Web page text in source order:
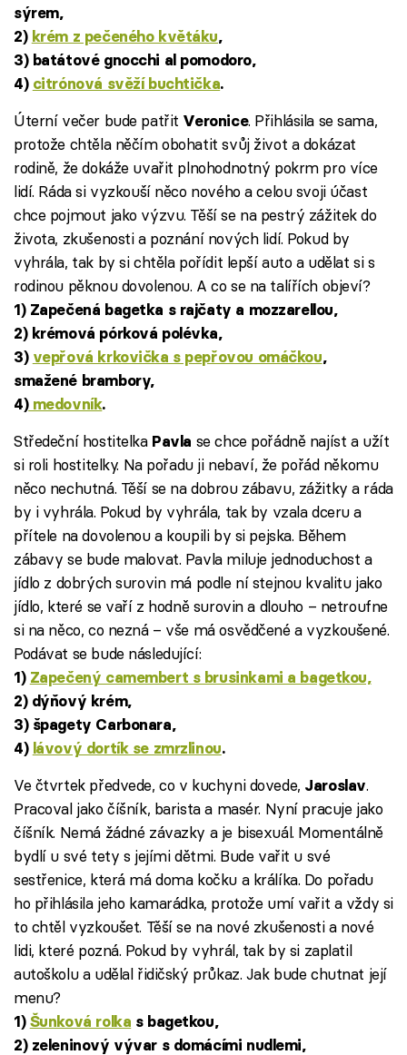
sýrem,
2) krém z pečeného květáku,
3) batátové gnocchi al pomodoro,
4) citrónová svěží buchtička.
Úterní večer bude patřit Veronice. Přihlásila se sama,
protože chtěla něčím obohatit svůj život a dokázat
rodině, že dokáže uvařit plnohodnotný pokrm pro více
lidí. Ráda si vyzkouší něco nového a celou svoji účast
chce pojmout jako výzvu. Těší se na pestrý zážitek do
života, zkušenosti a poznání nových lidí. Pokud by
vyhrála, tak by si chtěla pořídit lepší auto a udělat si s
rodinou pěknou dovolenou. A co se na talířích objeví?
1) Zapečená bagetka s rajčaty a mozzarellou,
2) krémová pórková polévka,
3) vepřová krkovička s pepřovou omáčkou,
smažené brambory,
4)medovník.
Středeční hostitelka Pavla se chce pořádně najíst a užít
si roli hostitelky. Na pořadu ji nebaví, že pořád někomu
něco nechutná. Těší se na dobrou zábavu, zážitky a ráda
by i vyhrála. Pokud by vyhrála, tak by vzala dceru a
přítele na dovolenou a koupili by si pejska. Během
zábavy se bude malovat. Pavla miluje jednoduchost a
jídlo z dobrých surovin má podle ní stejnou kvalitu jako
jídlo, které se vaří z hodně surovin a dlouho – netroufne
si na něco, co nezná – vše má osvědčené a vyzkoušené.
Podávat se bude následující:
1) Zapečený camembert s brusinkami a bagetkou,
2) dýňový krém,
3) špagety Carbonara,
4) lávový dortík se zmrzlinou.
Ve čtvrtek předvede, co v kuchyni dovede, Jaroslav.
Pracoval jako číšník, barista a masér. Nyní pracuje jako
číšník. Nemá žádné závazky a je bisexuál. Momentálně
bydlí u své tety s jejími dětmi. Bude vařit u své
sestřenice, která má doma kočku a králíka. Do pořadu
ho přihlásila jeho kamarádka, protože umí vařit a vždy si
to chtěl vyzkoušet. Těší se na nové zkušenosti a nové
lidi, které pozná. Pokud by vyhrál, tak by si zaplatil
autoškolu a udělal řidičský průkaz. Jak bude chutnat její
menu?
1) Šunková rolka s bagetkou,
2) zeleninový vývar s domácími nudlemi,